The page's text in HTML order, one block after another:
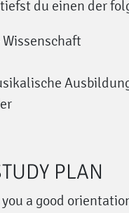
du einen der
PLAN
a good